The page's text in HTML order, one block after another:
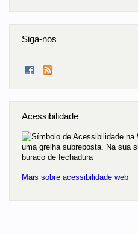
Siga-nos
Acessibilidade
Mais sobre acessibilidade web